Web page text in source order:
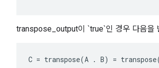
transpose_output이 `true`인 경우 다음을
C = transpose(A . B) = transpose